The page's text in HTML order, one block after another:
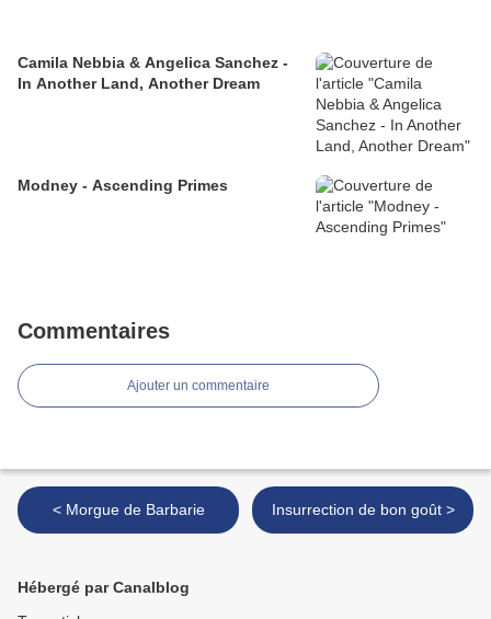
Camila Nebbia & Angelica Sanchez -
In Another Land, Another Dream
Modney - Ascending Primes
Commentaires
Ajouter un commentaire
< Morgue de Barbarie Insurrection de bon goût >
Hébergé par Canalblog